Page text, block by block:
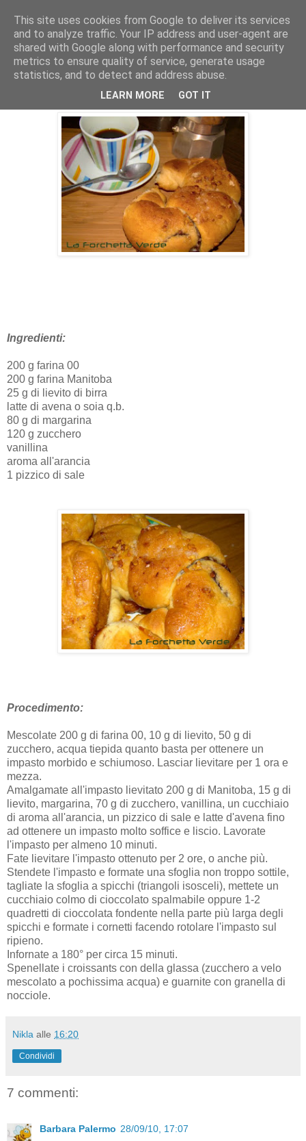
martedì 28 settembre 2010
Croissants
Ingredienti:
200 g farina 00
200 g farina Manitoba
25 g di lievito di birra
latte di avena o soia q.b.
80 g di margarina
120 g zucchero
vanillina
aroma all'arancia
1 pizzico di sale
Procedimento:
Mescolate 200 g di farina 00, 10 g di lievito, 50 g di
zucchero, acqua tiepida quanto basta per ottenere un
impasto morbido e schiumoso. Lasciar lievitare per 1 ora e
mezza.
Amalgamate all'impasto lievitato 200 g di Manitoba, 15 g di
lievito, margarina, 70 g di zucchero, vanillina, un cucchiaio
di aroma all'arancia, un pizzico di sale e latte d'avena fino
ad ottenere un impasto molto soffice e liscio. Lavorate
l'impasto per almeno 10 minuti.
Fate lievitare l'impasto ottenuto per 2 ore, o anche più.
Stendete l'impasto e formate una sfoglia non troppo sottile,
tagliate la sfoglia a spicchi (triangoli isosceli), mettete un
cucchiaio colmo di cioccolato spalmabile oppure 1-2
quadretti di cioccolata fondente nella parte più larga degli
spicchi e formate i cornetti facendo rotolare l'impasto sul
ripieno.
Infornate a 180° per circa 15 minuti.
Spenellate i croissants con della glassa (zucchero a velo
mescolato a pochissima acqua) e guarnite con granella di
nocciole.
Nikla alle 16:20
Condividi
7 commenti:
Barbara Palermo 28/09/10, 17:07
This site uses cookies from Google to deliver its services
and to analyze traffic. Your IP address and user-agent are
shared with Google along with performance and security
metrics to ensure quality of service, generate usage
statistics, and to detect and address abuse.
LEARN MORE GOT IT